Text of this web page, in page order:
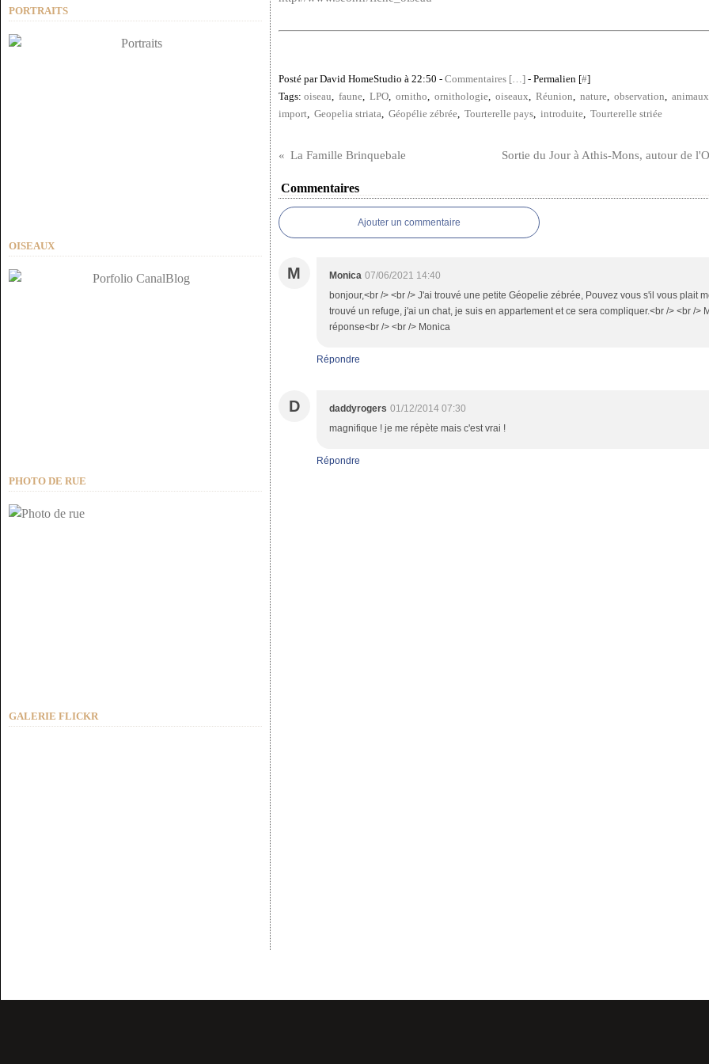
PORTRAITS
OISEAUX
PHOTO DE RUE
GALERIE FLICKR
Posté par David HomeStudio à 22:50 - Commentaires […]- Permalien [#]
Tags: oiseau, faune, LPO, ornitho, ornithologie, oiseaux, Réunion, nature, observation, animaux
import, Geopelia striata, Géopélie zébrée, Tourterelle pays, introduite, Tourterelle striée
La Famille Brinquebale Sortie du Jour à Athis-Mons, autour de
Commentaires
Ajouter un commentaire
M Monica 07/06/2021 14:40
bonjour,<br /> <br /> J'ai trouvé une petite Géopelie zébrée, Pouvez vous s'il vous plait
trouvé un refuge, j'ai un chat, je suis en appartement et ce sera compliquer.<br /> <br />
réponse<br /> <br /> Monica
Répondre
D daddyrogers 01/12/2014 07:30
magnifique ! je me répète mais c'est vrai !
Répondre